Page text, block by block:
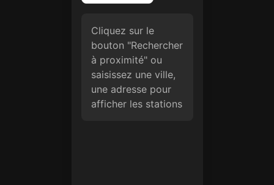
Cliquez sur le
bouton "Rechercher
à proximité" ou
saisissez une ville,
une adresse pour
afficher les stations